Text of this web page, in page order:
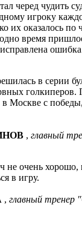
черед чудить
игроку
их оказалось
время
в серии
голкиперов.
в Москве с
, главный
не очень хорошо,
в игру.
, главный тренер